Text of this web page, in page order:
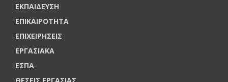
ΕΚΠΑΙΔΕΥΣΗ
ΕΠΙΚΑΙΡΟΤΗΤΑ
ΕΠΙΧΕΙΡΗΣΕΙΣ
ΕΡΓΑΣΙΑΚΑ
ΕΣΠΑ